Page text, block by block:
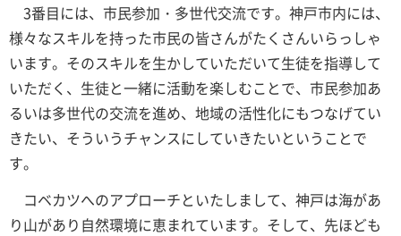
3番目には、市民参加・多世代交流です。神戸市内には、
様々なスキルを持った市民の皆さんがたくさんいらっしゃ
います。そのスキルを生かしていただいて生徒を指導して
いただく、生徒と一緒に活動を楽しむことで、市民参加あ
るいは多世代の交流を進め、地域の活性化にもつなげてい
きたい、そういうチャンスにしていきたいということで
す。
コベカツへのアプローチといたしまして、神戸は海があ
り山があり自然環境に恵まれています。そして、先ほども